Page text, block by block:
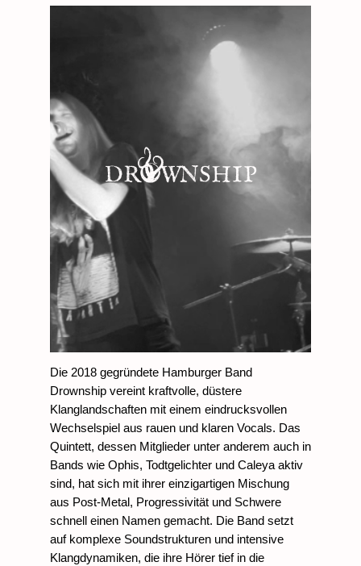
Die 2018 gegründete Hamburger Band
Drownship vereint kraftvolle, düstere
Klanglandschaften mit einem eindrucksvollen
Wechselspiel aus rauen und klaren Vocals. Das
Quintett, dessen Mitglieder unter anderem auch in
Bands wie Ophis, Todtgelichter und Caleya aktiv
sind, hat sich mit ihrer einzigartigen Mischung
aus Post-Metal, Progressivität und Schwere
schnell einen Namen gemacht. Die Band setzt
auf komplexe Soundstrukturen und intensive
Klangdynamiken, die ihre Hörer tief in die